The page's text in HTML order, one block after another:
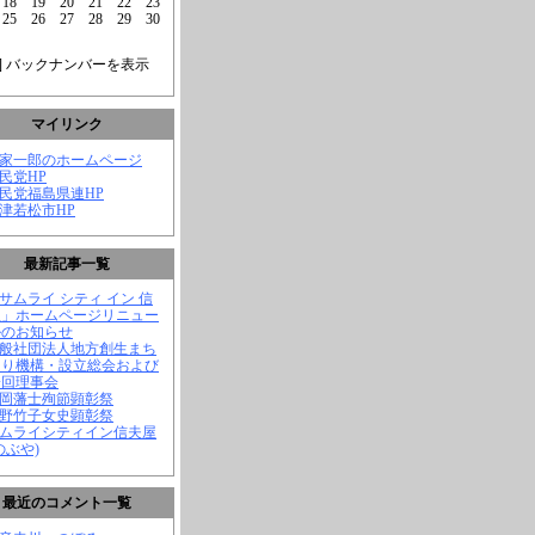
25
26 27 28 29 30
バックナンバーを表示
マイリンク
一郎のホームページ
党HP
党福島県連HP
若松市HP
最新記事一覧
ムライ シティ イン 信
ホームページリニュー
お知らせ
社団法人地方創生まち
機構・設立総会および
理事会
藩士殉節顕彰祭
竹子女史顕彰祭
ライシティイン信夫屋
ぶや)
最近のコメント一覧